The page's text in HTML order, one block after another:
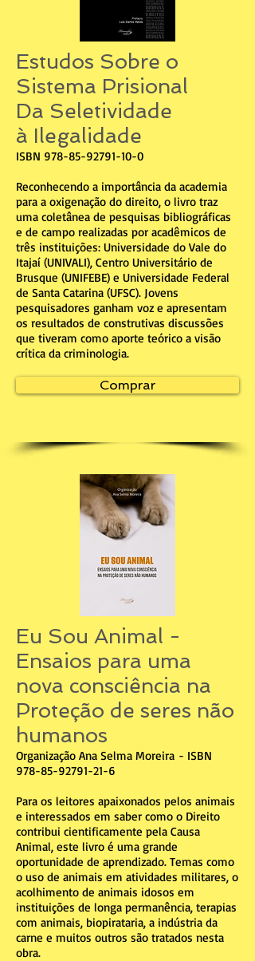
Estudos Sobre o
Sistema Prisional
Da Seletividade
à Ilegalidade
ISBN 978-85-92791-10-0
Reconhecendo a importância da academia
para a oxigenação do direito, o livro traz
uma coletânea de pesquisas bibliográficas
e de campo realizadas por acadêmicos de
três instituições: Universidade do Vale do
Itajaí (UNIVALI), Centro Universitário de
Brusque (UNIFEBE) e Universidade Federal
de Santa Catarina (UFSC). Jovens
pesquisadores ganham voz e apresentam
os resultados de construtivas discussões
que tiveram como aporte teórico a visão
crítica da criminologia.
Comprar
Eu Sou Animal -
Ensaios para uma
nova consciência na
Proteção de seres não
humanos
Organização Ana Selma Moreira - ISBN
978-85-92791-21-6
Para os leitores apaixonados pelos animais
e interessados em saber como o Direito
contribui cientificamente pela Causa
Animal, este livro é uma grande
oportunidade de aprendizado. Temas como
o uso de animais em atividades militares, o
acolhimento de animais idosos em
instituições de longa permanência, terapias
com animais, biopirataria, a indústria da
carne e muitos outros são tratados nesta
obra.